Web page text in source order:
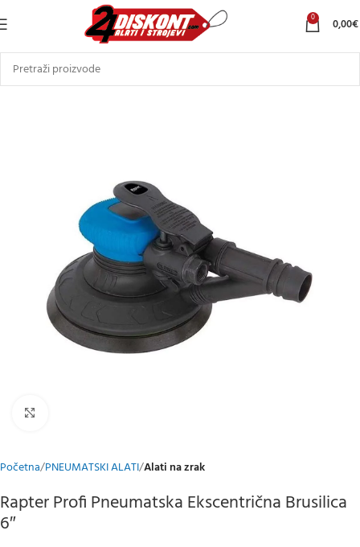
0 0,00€
Početna PNEUMATSKI ALATI Alati na zrak
Rapter Profi Pneumatska Ekscentrična Brusilica
6″